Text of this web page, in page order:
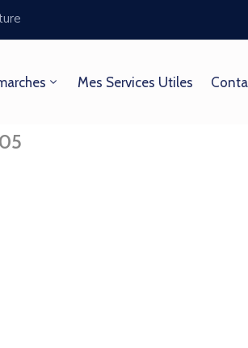
Mes Services Utiles